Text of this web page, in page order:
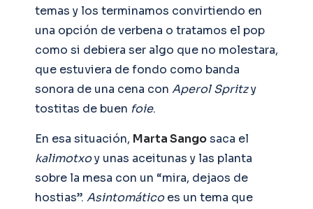
temas y los terminamos convirtiendo en
una opción de verbena o tratamos el pop
como si debiera ser algo que no molestara,
que estuviera de fondo como banda
sonora de una cena con Aperol Spritzy
tostitas de buen foie.
En esa situación, Marta Sangosaca el
kalimotxoy unas aceitunas y las planta
sobre la mesa con un “mira, dejaos de
hostias”. Asintomáticoes un tema que